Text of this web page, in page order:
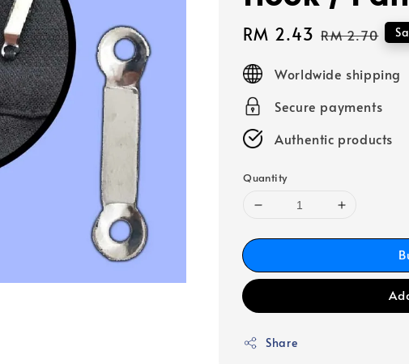
Sale
price
RM 2.43 Regular
RM 2.70
Worldwide shipping
Secure payments
Authentic products
Quantity
Share